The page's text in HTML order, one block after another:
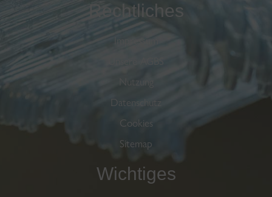
Rechtliches
Nutzung
Datenschutz
Cookies
Sitemap
Wichtiges